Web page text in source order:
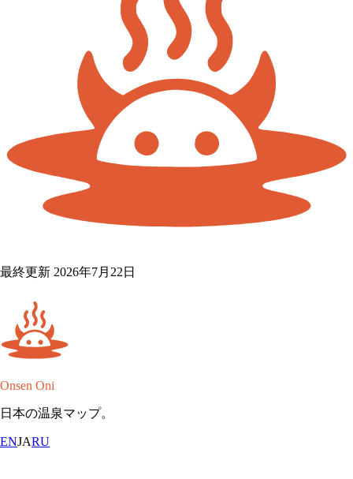
最終更新 2026年7月22日
Onsen Oni
日本の温泉マップ。
ENJARU